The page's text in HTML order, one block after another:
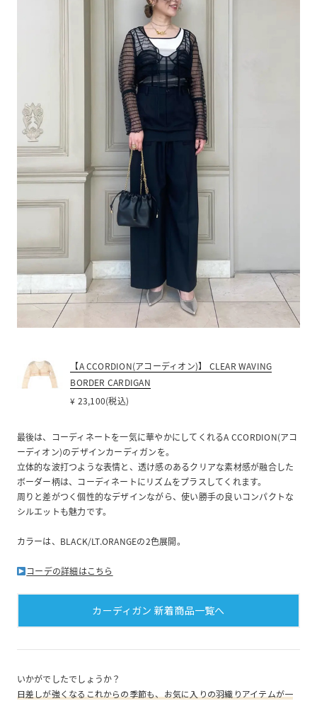
【A CCORDION(アコーディオン)】 CLEAR WAVING
BORDER CARDIGAN
¥ 23,100(税込)
最後は、コーディネートを一気に華やかにしてくれるA CCORDION(アコ
ーディオン)のデザインカーディガンを。
立体的な波打つような表情と、透け感のあるクリアな素材感が融合した
ボーダー柄は、コーディネートにリズムをプラスしてくれます。
周りと差がつく個性的なデザインながら、使い勝手の良いコンパクトな
シルエットも魅力です。
カラーは、BLACK/LT.ORANGEの2色展開。
コーデの詳細はこちら
カーディガン 新着商品一覧へ
いかがでしたでしょうか？
日差しが強くなるこれからの季節も、お気に入りの羽織りアイテムが一